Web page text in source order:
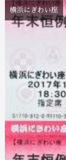
横浜にぎわい座